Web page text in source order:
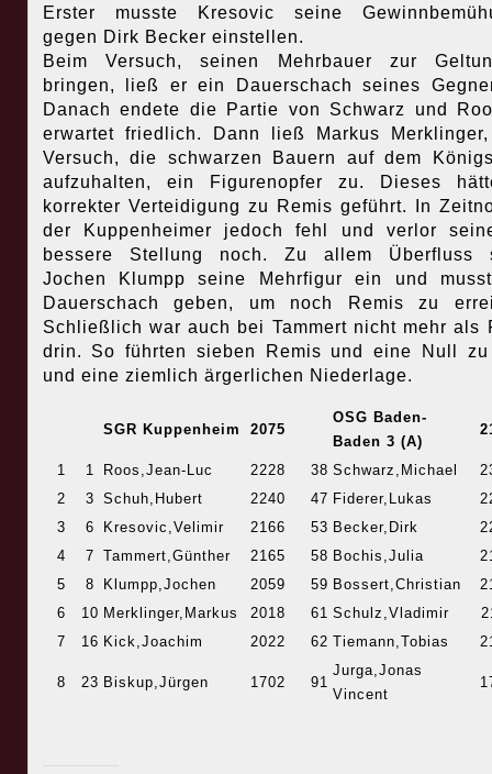
Erster musste Kresovic seine
gegen Dirk Becker einstellen.
Beim Versuch, seinen Mehrbauer zur
bringen, ließ er ein Dauerschach seines
Danach endete die Partie von Schwarz und
erwartet friedlich. Dann ließ Markus
Versuch, die schwarzen Bauern auf dem
aufzuhalten, ein Figurenopfer zu. Dieses
korrekter Verteidigung zu Remis geführt. In
der Kuppenheimer jedoch fehl und verlor
bessere Stellung noch. Zu allem Überfluss
Jochen Klumpp seine Mehrfigur ein und
Dauerschach geben, um noch Remis zu
Schließlich war auch bei Tammert nicht mehr als
drin. So führten sieben Remis und eine Null
und eine ziemlich ärgerlichen Niederlage.
SGR Kuppenheim 2075
OSG Baden-
Baden 3 (A)
1 1 Roos,Jean-Luc 2228 38 Schwarz,Michael
2
3 Schuh,Hubert 2240 47 Fiderer,Lukas
3
6 Kresovic,Velimir 2166 53 Becker,Dirk
4
7 Tammert,Günther 2165 58 Bochis,Julia
5
8 Klumpp,Jochen 2059 59 Bossert,Christian
6
10 Merklinger,Markus 2018 61 Schulz,Vladimir
7
16 Kick,Joachim 2022 62 Tiemann,Tobias
8 23 Biskup,Jürgen 1702 91
Jurga,Jonas
Vincent